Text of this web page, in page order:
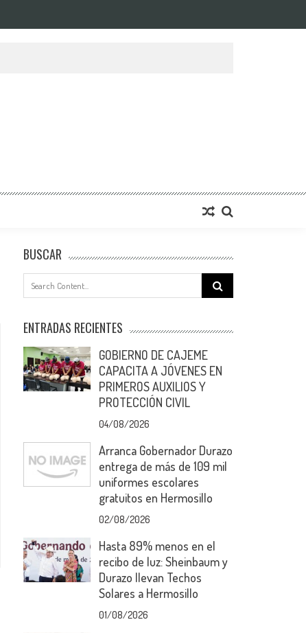
BUSCAR
Search
for:
ENTRADAS RECIENTES
GOBIERNO DE CAJEME
CAPACITA A JÓVENES EN
PRIMEROS AUXILIOS Y
PROTECCIÓN CIVIL
04/08/2026
Arranca Gobernador Durazo
entrega de más de 109 mil
uniformes escolares
gratuitos en Hermosillo
02/08/2026
Hasta 89% menos en el
recibo de luz: Sheinbaum y
Durazo llevan Techos
Solares a Hermosillo
01/08/2026